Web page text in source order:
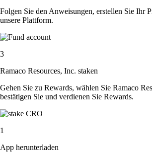
Folgen Sie den Anweisungen, erstellen Sie Ihr
unsere Plattform.
3
Ramaco Resources, Inc. staken
Gehen Sie zu Rewards, wählen Sie Ramaco
bestätigen Sie und verdienen Sie Rewards.
1
App herunterladen